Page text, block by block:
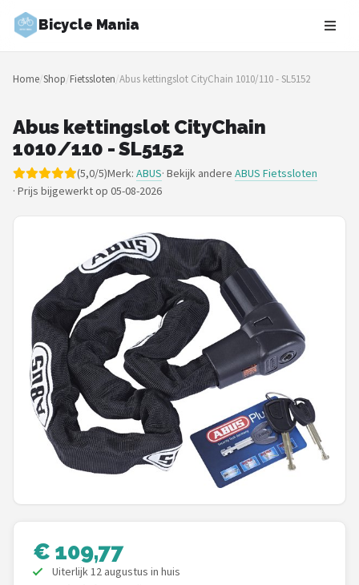
Bicycle Mania
Zoeken
NAVIGATIE
Merken
Blog
Kinderfietsen
Stadsfietsen
Elektrische fietsen
Mountainbikes
Shop
POPULAIRE MERKEN
Volare
ABUS
Home/Shop/Fietssloten/Abus kettingslot CityChain 1010/110 - SL5152
Abus kettingslot CityChain
1010/110 - SL5152
(5,0/5)Merk: ABUS· Bekijk andere ABUS Fietssloten
· Prijs bijgewerkt op 05-08-2026
€ 109,77
Uiterlijk 12 augustus in huis